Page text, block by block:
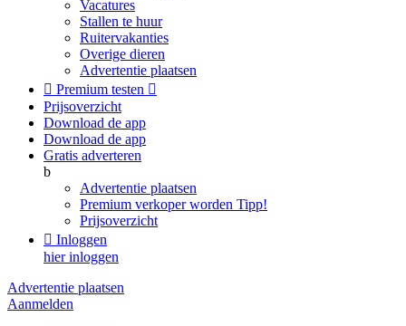
Vacatures
Stallen te huur
Ruitervakanties
Overige dieren
Advertentie plaatsen
 Premium testen 
Prijsoverzicht
Download de app
Download de app
Gratis adverteren
b
Advertentie plaatsen
Premium verkoper worden Tipp!
Prijsoverzicht
 Inloggen
hier inloggen
Advertentie plaatsen
Aanmelden